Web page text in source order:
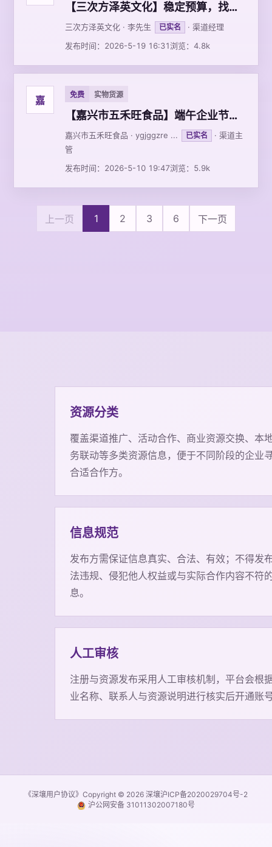
【三次方泽英文化】稳定预算，找思域，校园等要大量
三次方泽英文化 · 李先生 已实名
· 渠道经理
发布时间：2026-5-19 16:31浏览：4.8k
嘉 免费 实物货源
【嘉兴市五禾旺食品】端午企业节日礼品粽子工厂
嘉兴市五禾旺食品 · ygjggzre ... 已实名
· 渠道主
管
发布时间：2026-5-10 19:47浏览：5.9k
上一页 1 2 3 6 下一页
资源分类
覆盖渠道推广、活动合作、商业资源交换、本
务联动等多类资源信息，便于不同阶段的企业
合适合作方。
信息规范
发布方需保证信息真实、合法、有效；不得发
法违规、侵犯他人权益或与实际合作内容不符
息。
人工审核
注册与资源发布采用人工审核机制，平台会根
业名称、联系人与资源说明进行核实后开通账
《深壤用户协议》 Copyright © 2026 深壤沪ICP备2020029704号-2
沪公网安备 31011302007180号